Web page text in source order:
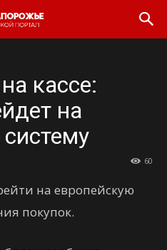
кассе:
на
60
на европейскую
покупок.